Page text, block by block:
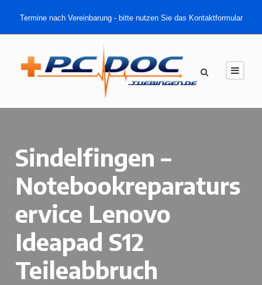
Termine nach Vereinbarung - bitte nutzen Sie das Kontaktformular
Sindelfingen –
Notebookreparaturs
ervice Lenovo
Ideapad S12
Teileabbruch